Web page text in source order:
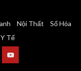
Nội Thất
Số Hóa
Y Tế
Youtube